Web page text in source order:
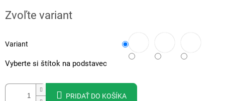
cena:
Zvoľte variant
Variant
Vyberte si štítok na podstavec
PRIDAŤ DO KOŠÍKA